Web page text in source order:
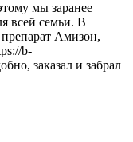
мы заранее
всей семьи. В
препарат Амизон,
b-
заказал и забрал